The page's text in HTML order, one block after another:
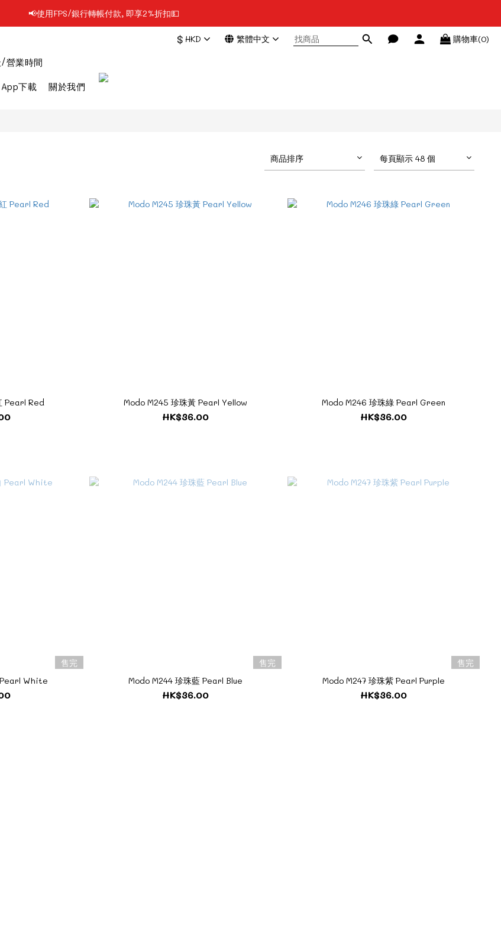
📢凡購物滿$199 順豐自提點免運費📦📦
📢使用FPS/銀行轉帳付款, 即享2%折扣💵
$ HKD 繁體中文 購物車(0)
營業時間
下載 關於我們
商品排序 每頁顯示 48 個
Pearl Red Modo M245 珍珠黃 Pearl Yellow
HK$36.00
Modo M246 珍珠綠 Pearl Green
HK$36.00
售完
Pearl White
售完
Modo M244 珍珠藍 Pearl Blue
HK$36.00
售完
Modo M247 珍珠紫 Pearl Purple
HK$36.00